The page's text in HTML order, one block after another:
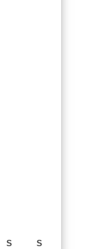
S S